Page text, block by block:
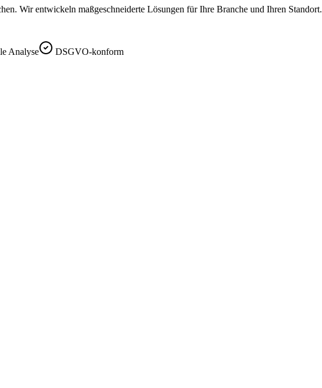
Wir entwickeln maßgeschneiderte Lösungen für Ihre Branche und Ihren Standort.
Analyse DSGVO-konform